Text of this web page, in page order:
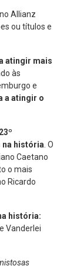
Allianz
ou títulos e
atingir mais
às
e
a atingir o
na história . O
Caetano
o mais
Ricardo
história:
Vanderlei